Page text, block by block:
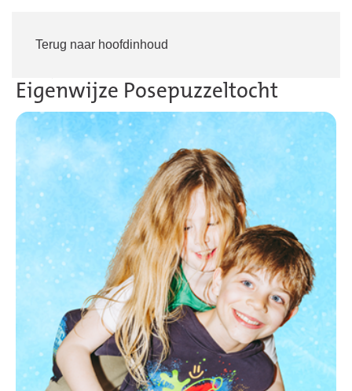
Terug naar hoofdinhoud
Eigenwijze Posepuzzeltocht